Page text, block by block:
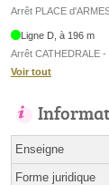
Arrêt PLACE
Ligne D, à 196 m
Arrêt CATHEDRALE
Voir tout
Enseigne
Forme juridique